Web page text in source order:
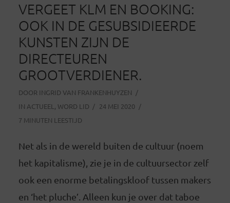
VERGEET KLM EN BOOKING:
OOK IN DE GESUBSIDIEERDE
KUNSTEN ZIJN DE
DIRECTEUREN
GROOTVERDIENER.
DOOR INGRID VAN FRANKENHUYZEN
IN ACTUEEL , WORD LID
24 MEI 2020
7 MINUTEN LEESTIJD
Net als in de wereld buiten de cultuur (noem
het kapitalisme), zie je in de cultuursector zelf
ook een enorme betalingskloof tussen makers
en ‘het pluche’. Alleen kun je over dat taboe